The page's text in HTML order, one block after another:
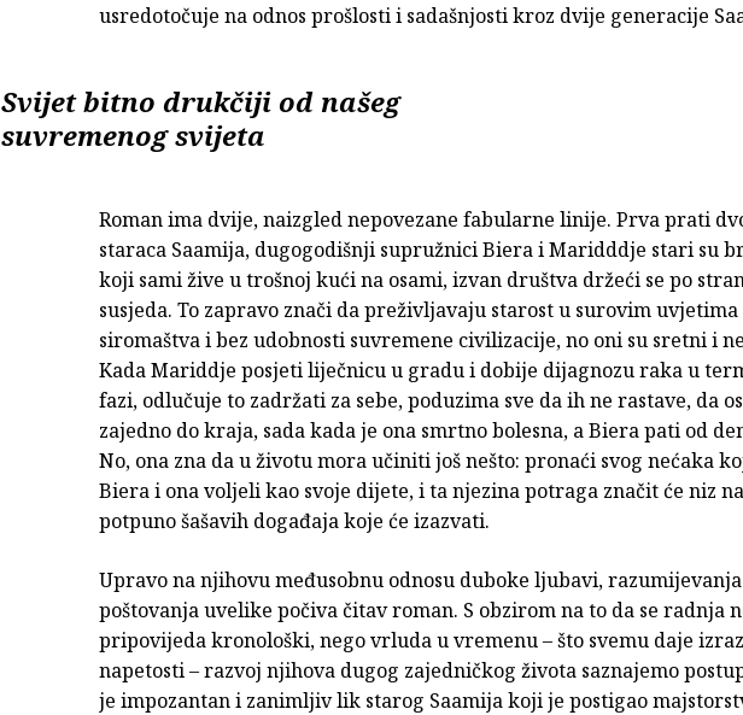
usredotočuje na odnos prošlosti i sadašnjosti kroz dvije generacije
Svijet bitno drukčiji od našeg
suvremenog svijeta
Roman ima dvije, naizgled nepovezane fabularne linije. Prva prati
staraca Saamija, dugogodišnji supružnici Biera i Maridddje stari su
koji sami žive u trošnoj kući na osami, izvan društva držeći se po
susjeda. To zapravo znači da preživljavaju starost u surovim uvjetima
siromaštva i bez udobnosti suvremene civilizacije, no oni su sretni i
Kada Mariddje posjeti liječnicu u gradu i dobije dijagnozu raka u
fazi, odlučuje to zadržati za sebe, poduzima sve da ih ne rastave, da
zajedno do kraja, sada kada je ona smrtno bolesna, a Biera pati od
No, ona zna da u životu mora učiniti još nešto: pronaći svog nećaka
Biera i ona voljeli kao svoje dijete, i ta njezina potraga značit će niz
potpuno šašavih događaja koje će izazvati.
Upravo na njihovu međusobnu odnosu duboke ljubavi,
poštovanja uvelike počiva čitav roman. S obzirom na to da se radnja
pripovijeda kronološki, nego vrluda u vremenu – što svemu daje
napetosti – razvoj njihova dugog zajedničkog života saznajemo
je impozantan i zanimljiv lik starog Saamija koji je postigao